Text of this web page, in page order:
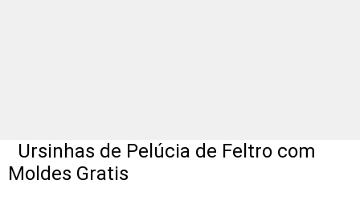
Ursinhas de Pelúcia de Feltro com
Moldes Gratis